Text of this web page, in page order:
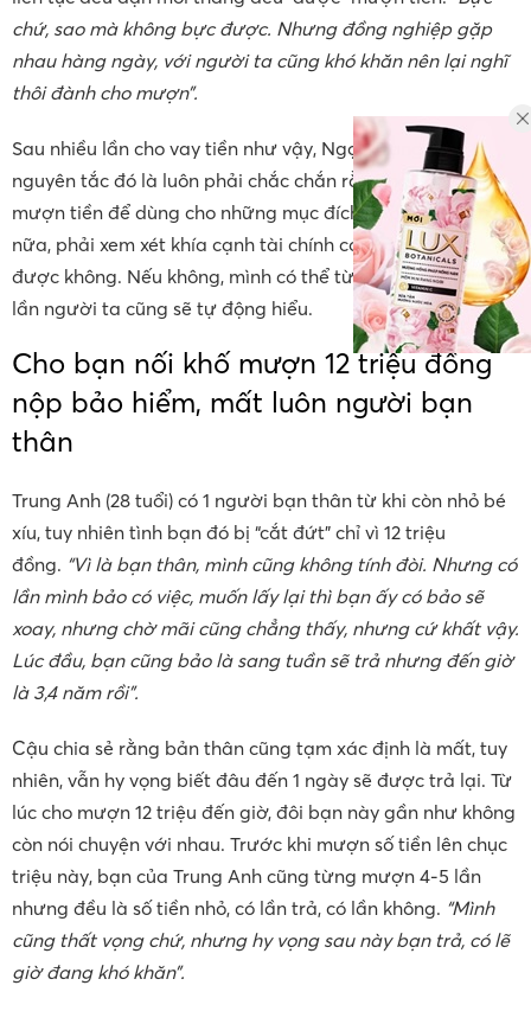
chứ, sao mà không bực được. Nhưng đồng nghiệp gặp
nhau hàng ngày, với người ta cũng khó khăn nên lại nghĩ
thôi đành cho mượn”.
Sau nhiều lần cho vay tiền như vậy, Ngọc Trang có 1
nguyên tắc đó là luôn phải chắc chắn rằng người ta
mượn tiền để dùng cho những mục đích hợp lý. Hơn thế
nữa, phải xem xét khía cạnh tài chính có khả năng trả
được không. Nếu không, mình có thể từ chối khéo, vài ba
lần người ta cũng sẽ tự động hiểu.
Cho bạn nối khố mượn 12 triệu đồng
nộp bảo hiểm, mất luôn người bạn
thân
Trung Anh (28 tuổi) có 1 người bạn thân từ khi còn nhỏ bé
xíu, tuy nhiên tình bạn đó bị “cắt đứt” chỉ vì 12 triệu
đồng. “Vì là bạn thân, mình cũng không tính đòi. Nhưng có
lần mình bảo có việc, muốn lấy lại thì bạn ấy có bảo sẽ
xoay, nhưng chờ mãi cũng chẳng thấy, nhưng cứ khất vậy.
Lúc đầu, bạn cũng bảo là sang tuần sẽ trả nhưng đến giờ
là 3,4 năm rồi”.
Cậu chia sẻ rằng bản thân cũng tạm xác định là mất, tuy
nhiên, vẫn hy vọng biết đâu đến 1 ngày sẽ được trả lại. Từ
lúc cho mượn 12 triệu đến giờ, đôi bạn này gần như không
còn nói chuyện với nhau. Trước khi mượn số tiền lên chục
triệu này, bạn của Trung Anh cũng từng mượn 4-5 lần
nhưng đều là số tiền nhỏ, có lần trả, có lần không. “Mình
cũng thất vọng chứ, nhưng hy vọng sau này bạn trả, có lẽ
giờ đang khó khăn”.